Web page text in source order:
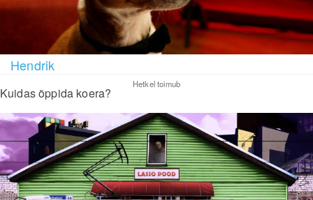
Hendrik
Hetkel toimub
Kuidas õppida koera?